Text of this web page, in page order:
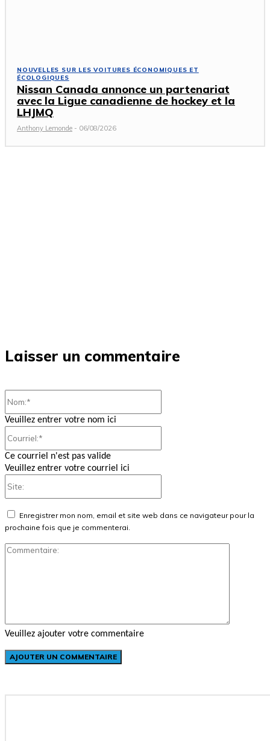
NOUVELLES SUR LES VOITURES ÉCONOMIQUES ET
ÉCOLOGIQUES
Nissan Canada annonce un partenariat
avec la Ligue canadienne de hockey et la
LHJMQ
Anthony Lemonde - 06/08/2026
Laisser un commentaire
Veuillez ajouter votre commentaire
Veuillez entrer votre nom ici
Ce courriel n'est pas valide
Veuillez entrer votre courriel ici
Enregistrer mon nom, email et site web dans ce navigateur pour la
prochaine fois que je commenterai.